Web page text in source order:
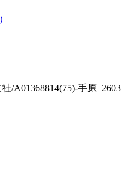
/A01368814(75)-手原_2603